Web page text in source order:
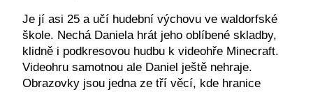
Je jí asi 25 a učí hudební výchovu ve waldorfské
škole. Nechá Daniela hrát jeho oblíbené skladby,
klidně i podkresovou hudbu k videohře Minecraft.
Videohru samotnou ale Daniel ještě nehraje.
Obrazovky jsou jedna ze tří věcí, kde hranice